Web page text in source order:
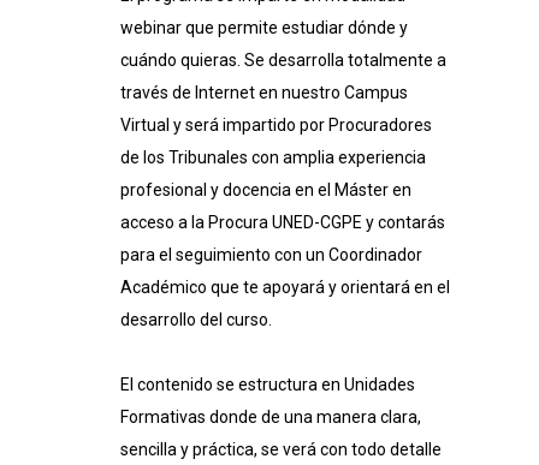
webinar que permite estudiar dónde y
cuándo quieras. Se desarrolla totalmente a
través de Internet en nuestro Campus
Virtual y será impartido por Procuradores
de los Tribunales con amplia experiencia
profesional y docencia en el Máster en
acceso a la Procura UNED-CGPE y contarás
para el seguimiento con un Coordinador
Académico que te apoyará y orientará en el
desarrollo del curso.
El contenido se estructura en Unidades
Formativas donde de una manera clara,
sencilla y práctica, se verá con todo detalle